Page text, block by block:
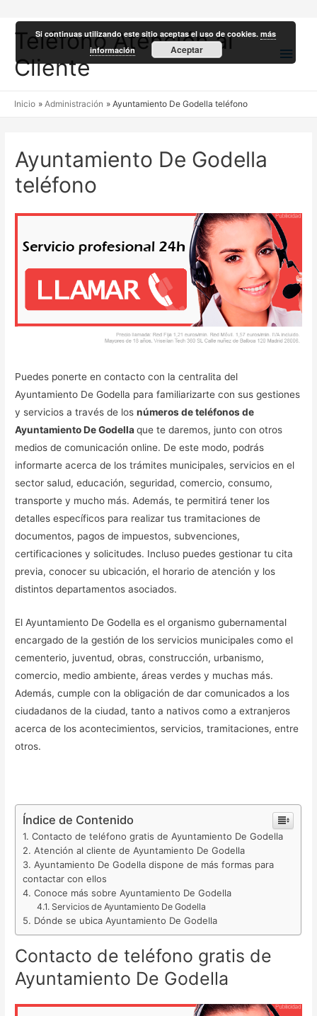
Teléfono Atención al
Cliente
Inicio Administración Ayuntamiento De Godella teléfono
Ayuntamiento De Godella
teléfono
Puedes ponerte en contacto con la centralita del
Ayuntamiento De Godella para familiarizarte con sus gestiones
y servicios a través de losnúmeros de teléfonos de
Ayuntamiento De Godellaque te daremos, junto con otros
medios de comunicación online. De este modo, podrás
informarte acerca de los trámites municipales, servicios en el
sector salud, educación, seguridad, comercio, consumo,
transporte y mucho más. Además, te permitirá tener los
detalles específicos para realizar tus tramitaciones de
documentos, pagos de impuestos, subvenciones,
certificaciones y solicitudes. Incluso puedes gestionar tu cita
previa, conocer su ubicación, el horario de atención y los
distintos departamentos asociados.
El Ayuntamiento De Godella es el organismo gubernamental
encargado de la gestión de los servicios municipales como el
cementerio, juventud, obras, construcción, urbanismo,
comercio, medio ambiente, áreas verdes y muchas más.
Además, cumple con la obligación de dar comunicados a los
ciudadanos de la ciudad, tanto a nativos como a extranjeros
acerca de los acontecimientos, servicios, tramitaciones, entre
otros.
Índice de Contenido
Contacto de teléfono gratis de Ayuntamiento De Godella
Atención al cliente de Ayuntamiento De Godella
Ayuntamiento De Godella dispone de más formas para
contactar con ellos
Conoce más sobre Ayuntamiento De Godella
Servicios de Ayuntamiento De Godella
Dónde se ubica Ayuntamiento De Godella
Contacto de teléfono gratis de
Ayuntamiento De Godella
Si continuas utilizando este sitio aceptas el uso de cookies.más
información
Aceptar